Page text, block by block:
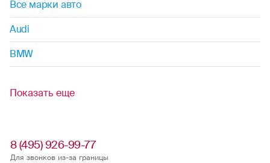
Все марки авто
Audi
BMW
Показать еще
8 (495) 926-99-77
Для звонков из-за границы